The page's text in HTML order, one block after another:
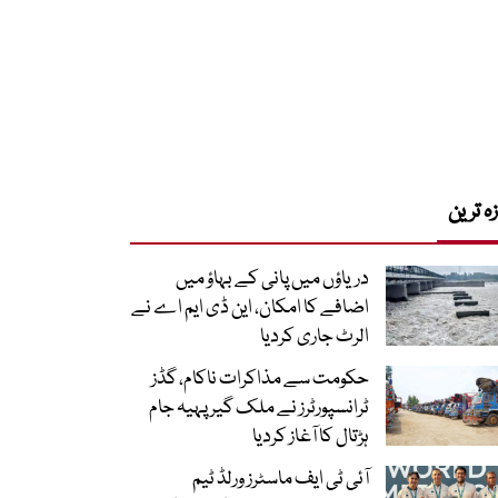
ترین
دریاؤں میں پانی کے بہاؤ میں
اضافے کا امکان، این ڈی ایم اے نے
الرٹ جاری کردیا
حکومت سے مذاکرات ناکام، گڈز
ٹرانسپورٹرز نے ملک گیر پہیہ جام
ہڑتال کا آغاز کردیا
آئی ٹی ایف ماسٹرز ورلڈ ٹیم